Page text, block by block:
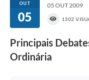
OUT
05
05 OUT 2009
1302
Principais
Ordinária